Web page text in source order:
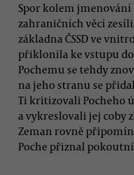
Spor kolem
zahraničních věcí
základna ČSSD ve
přiklonila ke vstupu
Pochemu se tehdy
na jeho stranu se
Ti kritizovali Pocheho
a vykreslovali jej coby
Zeman rovně
Poche přiznal